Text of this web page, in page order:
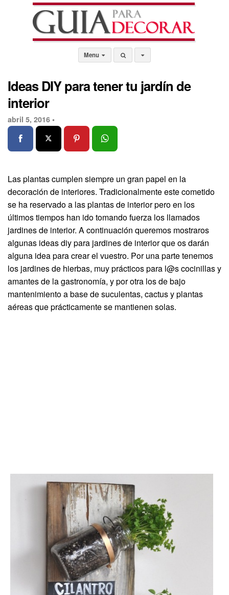
Menu
Ideas DIY para tener tu jardín de
interior
abril 5, 2016 •
Las plantas cumplen siempre un gran papel en la
decoración de interiores. Tradicionalmente este cometido
se ha reservado a las plantas de interior pero en los
últimos tiempos han ido tomando fuerza los llamados
jardines de interior. A continuación queremos mostraros
algunas ideas diy para jardines de interior que os darán
alguna idea para crear el vuestro. Por una parte tenemos
los jardines de hierbas, muy prácticos para l@s cocinillas y
amantes de la gastronomía, y por otra los de bajo
mantenimiento a base de suculentas, cactus y plantas
aéreas que prácticamente se mantienen solas.